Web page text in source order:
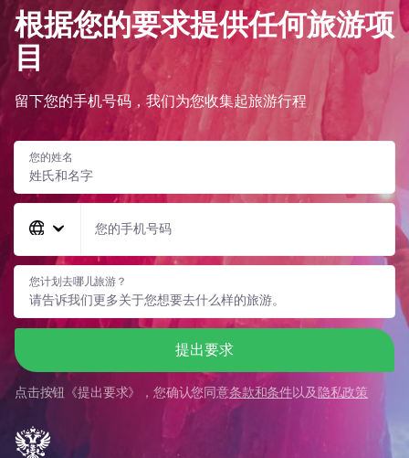
根据您的要求提供任何旅游项
目
留下您的手机号码，我们为您收集起旅游行程
您的姓名
您的手机号码
您计划去哪儿旅游？
提出要求
点击按钮《提出要求》，您确认您同意条款和条件以及 隐私政策